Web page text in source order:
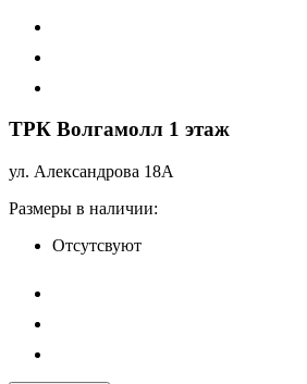
ТРК Волгамолл 1 этаж
ул. Александрова 18А
Размеры в наличии:
Отсутсвуют